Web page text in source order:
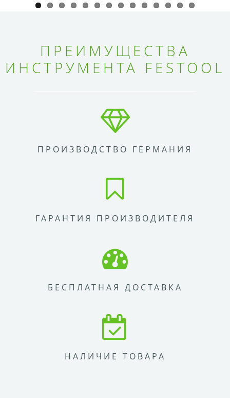
ПРЕИМУЩЕСТВА
ИНСТРУМЕНТА FESTOOL
ПРОИЗВОДСТВО ГЕРМАНИЯ
ГАРАНТИЯ ПРОИЗВОДИТЕЛЯ
БЕСПЛАТНАЯ ДОСТАВКА
НАЛИЧИЕ ТОВАРА